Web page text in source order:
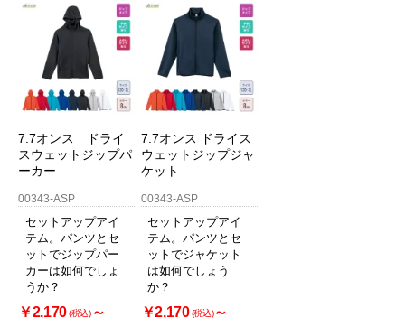
7.7オンス ドライ
スウェットジップパ
ーカー
00343-ASP
セットアップアイ
テム。パンツとセ
ットでジップパー
カーは如何でしょ
うか？
￥2,170(税込)～
7.7オンス ドライス
ウェットジップジャ
ケット
00343-ASP
セットアップアイ
テム。パンツとセ
ットでジャケット
は如何でしょう
か？
￥2,170 (税込)～